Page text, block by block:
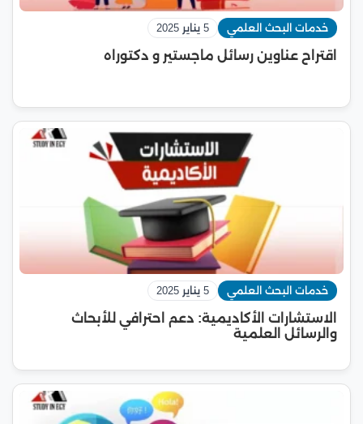
خدمات البحث العلمي 5 يناير 2025
اقتراح عناوين رسائل ماجستير و دكتوراه
خدمات البحث العلمي 5 يناير 2025
الاستشارات الأكاديمية: دعم احترافي للأبحاث
والرسائل العلمية